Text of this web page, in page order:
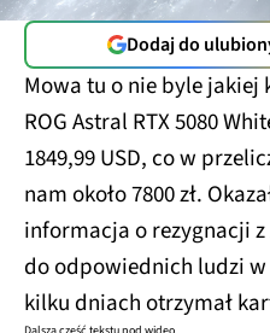
Dodaj do
Mowa tu o nie byle jakiej
ROG Astral RTX 5080
1849,99 USD, co w
nam około 7800 zł.
informacja o rezygnacji
do odpowiednich ludzi
kilku dniach otrzymał